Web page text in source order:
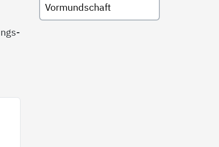
Vormundschaft